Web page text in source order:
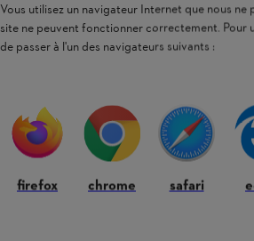
AK-System
Comparer
Vous utilisez un navigateur Internet que nous
site ne peuvent fonctionner correctement. Pour
de passer à l'un des navigateurs suivants :
firefox chrome safari